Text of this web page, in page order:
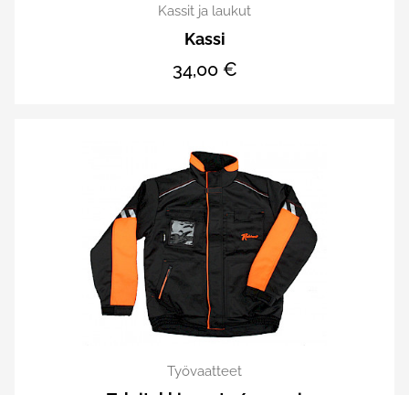
Kassit ja laukut
Kassi
34,00 €
Työvaatteet